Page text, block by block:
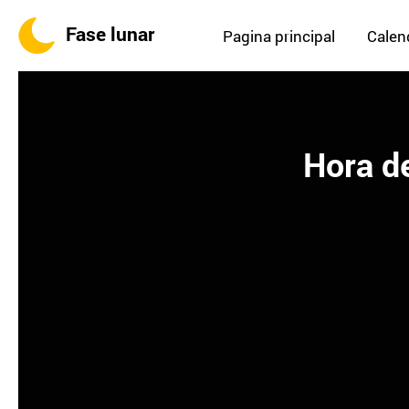
Fase lunar Pagina principal
Hora